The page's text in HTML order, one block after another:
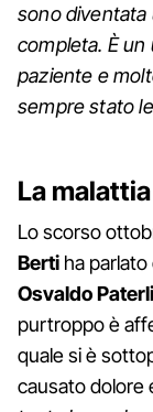
sono diventata
completa. È
paziente e
sempre stato
La
Lo scorso
Berti ha
Osvaldo
purtroppo è
quale si è
causato dolore